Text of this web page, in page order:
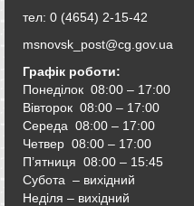
тел: 0 (4654) 2-15-42
msnovsk_post@cg.gov.ua
Графік роботи:
Понеділок 08:00 – 17:00
Вівторок 08:00 – 17:00
Середа 08:00 – 17:00
Четвер 08:00 – 17:00
П’ятниця 08:00 – 15:45
Субота – вихідний
Неділя – вихідний